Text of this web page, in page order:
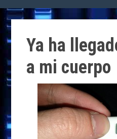
Ya ha
a mi cuerpo